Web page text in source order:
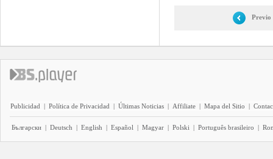
Previo
Publicidad | Política de Privacidad | Últimas Noticias | Affiliate | Mapa del Sitio |
Български | Deutsch | English | Español | Magyar | Polski | Português brasileiro |